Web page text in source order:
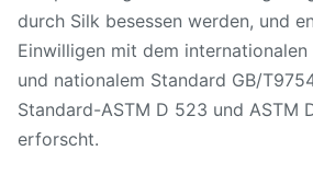
durch Silk besessen werden, und
Einwilligen mit dem internationalen
und nationalem Standard GB/
Standard-ASTM D 523 und ASTM
erforscht.